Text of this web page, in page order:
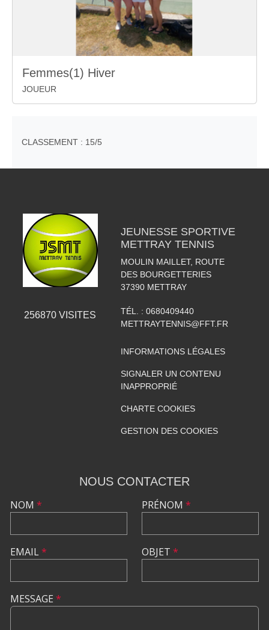
Femmes(1) Hiver
JOUEUR
CLASSEMENT : 15/5
256870 VISITES
JEUNESSE SPORTIVE
METTRAY TENNIS
MOULIN MAILLET, ROUTE
DES BOURGETTERIES
37390 METTRAY
TÉL. : 0680409440
METTRAYTENNIS@FFT.FR
INFORMATIONS LÉGALES
SIGNALER UN CONTENU
INAPPROPRIÉ
CHARTE COOKIES
GESTION DES COOKIES
NOUS CONTACTER
NOM *
EMAIL*
PRÉNOM *
OBJET *
MESSAGE *